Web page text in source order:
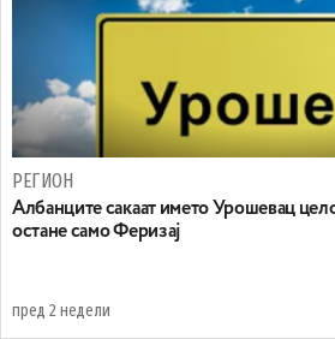
РЕГИОН
Aлбанците сакаат името Урошевац
остане само Феризај
пред 2 недели